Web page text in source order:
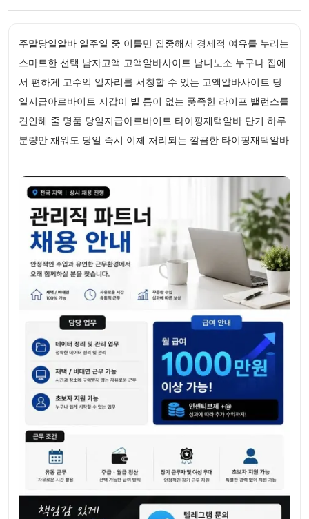
주말당일알바 일주일 중 이틀만 집중해서 경제적 여유를 누리는
스마트한 선택 남자고액 고액알바사이트 남녀노소 누구나 집에
서 편하게 고수익 일자리를 서칭할 수 있는 고액알바사이트 당
일지급아르바이트 지갑이 빌 틈이 없는 풍족한 라이프 밸런스를
견인해 줄 명품 당일지급아르바이트 타이핑재택알바 단기 하루
분량만 채워도 당일 즉시 이체 처리되는 깔끔한 타이핑재택알바